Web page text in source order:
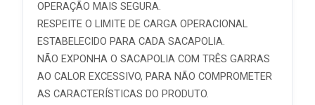
OPERAÇÃO MAIS SEGURA.
RESPEITE O LIMITE DE CARGA OPERACIONAL
ESTABELECIDO PARA CADA SACAPOLIA.
NÃO EXPONHA O SACAPOLIA COM TRÊS GARRAS
AO CALOR EXCESSIVO, PARA NÃO COMPROMETER
AS CARACTERÍSTICAS DO PRODUTO.